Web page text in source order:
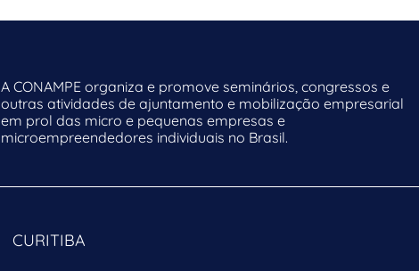
A CONAMPE organiza e promove seminários, congressos e
outras atividades de ajuntamento e mobilização empresarial
em prol das micro e pequenas empresas e
microempreendedores individuais no Brasil.
CURITIBA